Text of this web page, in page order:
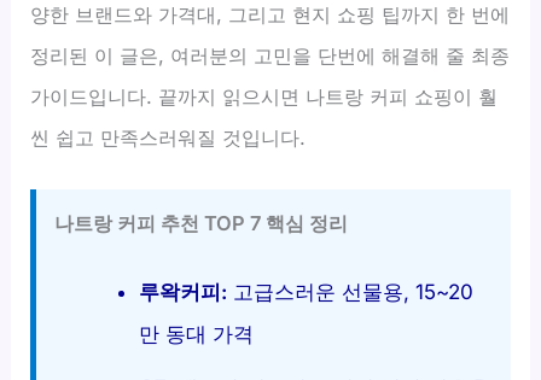
양한 브랜드와 가격대, 그리고 현지 쇼핑 팁까지 한 번에
정리된 이 글은, 여러분의 고민을 단번에 해결해 줄 최종
가이드입니다. 끝까지 읽으시면 나트랑 커피 쇼핑이 훨
씬 쉽고 만족스러워질 것입니다.
나트랑 커피 추천 TOP 7 핵심 정리
루왁커피: 고급스러운 선물용, 15~20
만 동대 가격